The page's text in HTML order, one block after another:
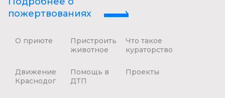
пожертвованиях
О приюте
Пристроить
животное
Что такое
кураторство
Движение
Краснодог
Помощь в
ДТП
Проекты